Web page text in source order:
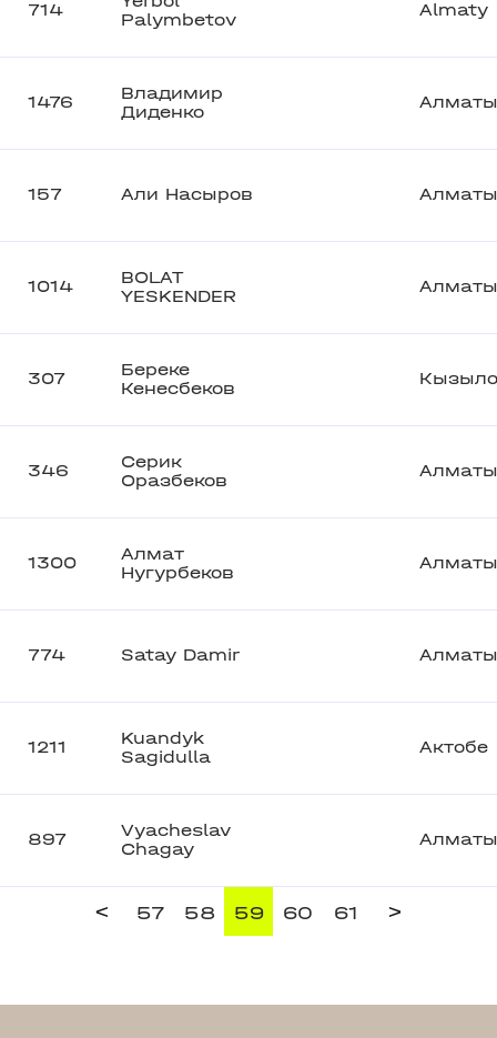
714
Palymbetov
Almaty
1476
Владимир
Диденко
Алматы
157 Али Насыров Алматы
1014
BOLAT
YESKENDER
Алматы
307
Береке
Кенесбеков
346
Серик
Оразбеков
Алматы
1300
Алмат
Нугурбеков
Алматы
774 Satay Damir Алматы
1211
Kuandyk
Sagidulla
Актобе
897
Vyacheslav
Chagay
Алматы
< 57 58 59 60 61 >